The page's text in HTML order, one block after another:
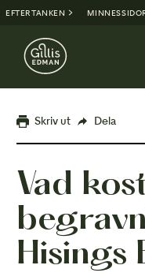
EFTERTANKEN
Skriv ut Dela
Vad
Hisings